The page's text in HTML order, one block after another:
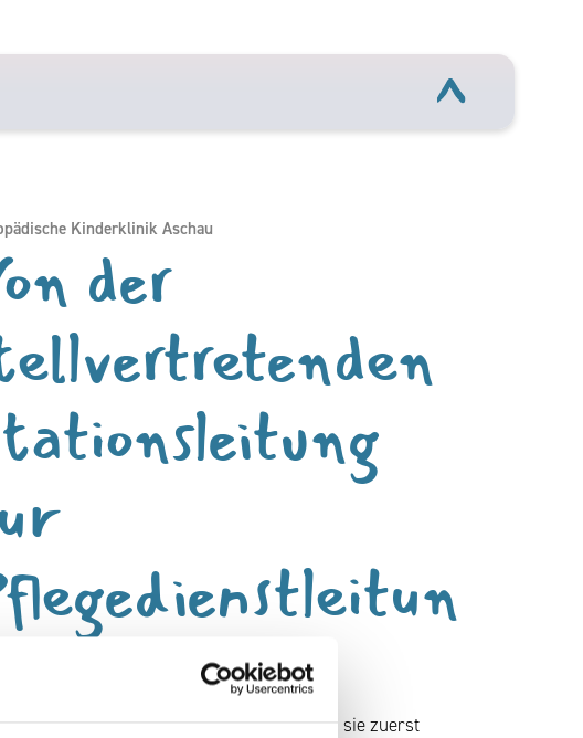
Kinderklinik Aschau
der
Eder ist seit 2007 im KIZ dabei: Nachdem sie zuerst